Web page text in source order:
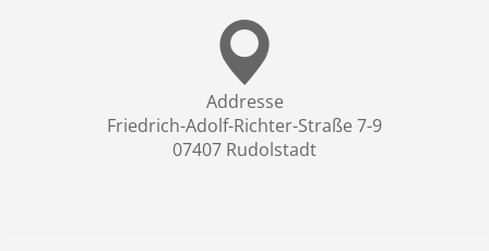
Addresse
Friedrich-Adolf-Richter-Straße 7-9
07407 Rudolstadt